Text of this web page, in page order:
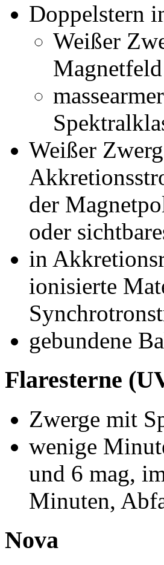
Doppelstern
Weißer
Weißer
der
oder
in
ionisierte
gebundene
Flaresterne
Zwerge mit
wenige
und 6 mag,
Minuten,
Nova